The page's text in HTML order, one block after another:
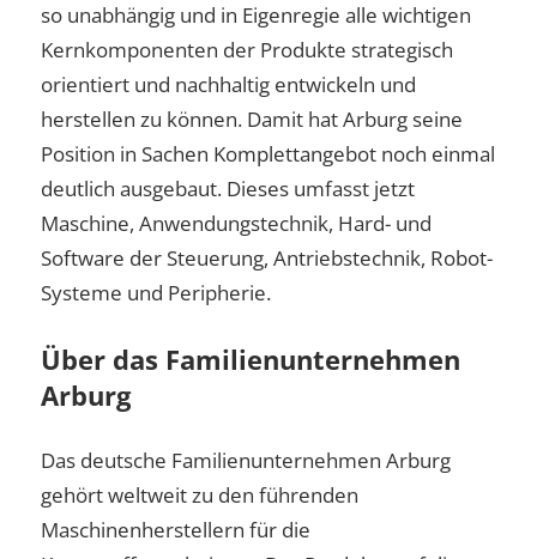
so unabhängig und in Eigenregie alle wichtigen
Kernkomponenten der Produkte strategisch
orientiert und nachhaltig entwickeln und
herstellen zu können. Damit hat Arburg seine
Position in Sachen Komplettangebot noch einmal
deutlich ausgebaut. Dieses umfasst jetzt
Maschine, Anwendungstechnik, Hard- und
Software der Steuerung, Antriebstechnik, Robot-
Systeme und Peripherie.
Über das Familienunternehmen
Arburg
Das deutsche Familienunternehmen Arburg
gehört weltweit zu den führenden
Maschinenherstellern für die